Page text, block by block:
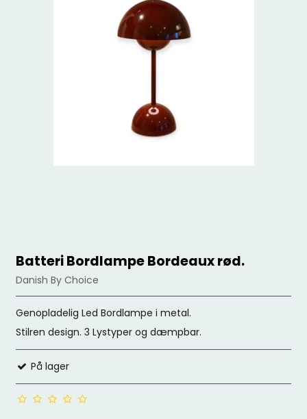
Batteri Bordlampe Bordeaux rød.
Danish By Choice
Genopladelig Led Bordlampe i metal.
Stilren design. 3 Lystyper og dæmpbar.
På lager